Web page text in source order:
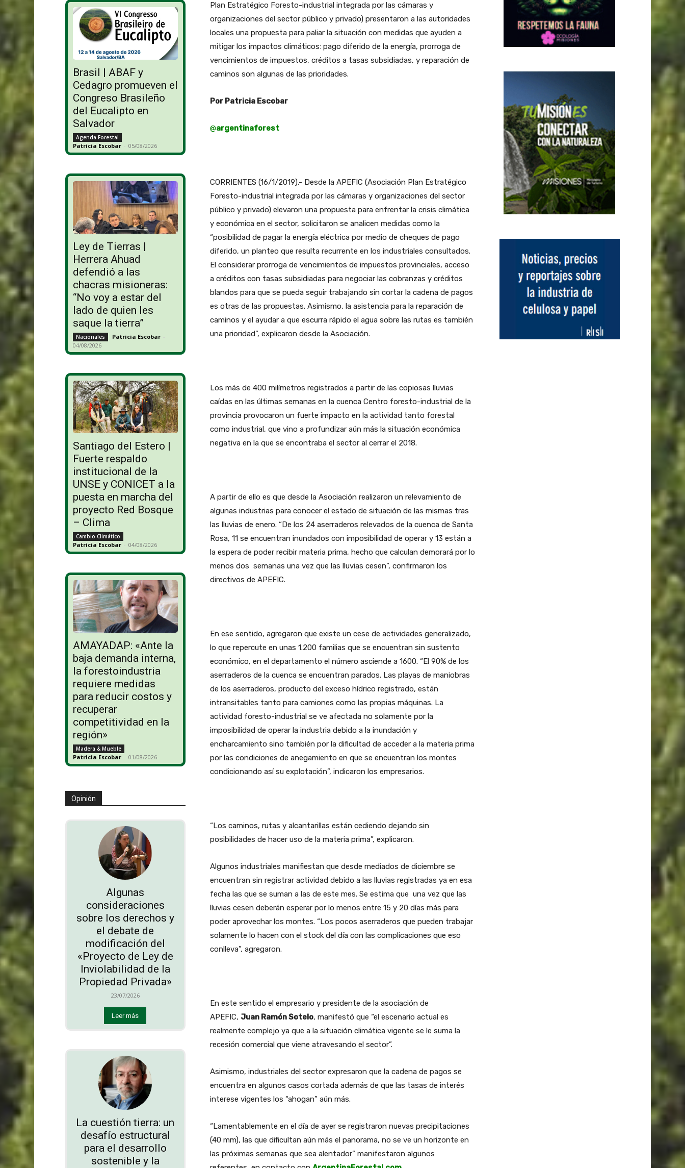
Brasil | ABAF y
Cedagro promueven el
Congreso Brasileño
del Eucalipto en
Salvador
Agenda Forestal
Patricia Escobar - 05/08/2026
Ley de Tierras |
Herrera Ahuad
defendió a las
chacras misioneras:
“No voy a estar del
lado de quien les
saque la tierra”
Nacionales Patricia Escobar -
04/08/2026
Santiago del Estero |
Fuerte respaldo
institucional de la
UNSE y CONICET a la
puesta en marcha del
proyecto Red Bosque
– Clima
Cambio Climático
Patricia Escobar - 04/08/2026
AMAYADAP: «Ante la
baja demanda interna,
la forestoindustria
requiere medidas
para reducir costos y
recuperar
competitividad en la
región»
Madera & Mueble
Patricia Escobar - 01/08/2026
Opinión
Algunas
consideraciones
sobre los derechos y
el debate de
modificación del
«Proyecto de Ley de
Inviolabilidad de la
Propiedad Privada»
23/07/2026
Leer más
La cuestión tierra: un
desafío estructural
para el desarrollo
sostenible y la
Plan Estratégico Foresto-industrial integrada por las cámaras y
organizaciones del sector público y privado) presentaron a las autoridades
locales una propuesta para paliar la situación con medidas que ayuden a
mitigar los impactos climáticos: pago diferido de la energía, prorroga de
vencimientos de impuestos, créditos a tasas subsidiadas, y reparación de
caminos son algunas de las prioridades.
Por Patricia Escobar
@argentinaforest
CORRIENTES (16/1/2019).- Desde la APEFIC (Asociación Plan Estratégico
Foresto-industrial integrada por las cámaras y organizaciones del sector
público y privado) elevaron una propuesta para enfrentar la crisis climática
y económica en el sector, solicitaron se analicen medidas como la
“posibilidad de pagar la energía eléctrica por medio de cheques de pago
diferido, un planteo que resulta recurrente en los industriales consultados.
El considerar prorroga de vencimientos de impuestos provinciales, acceso
a créditos con tasas subsidiadas para negociar las cobranzas y créditos
blandos para que se pueda seguir trabajando sin cortar la cadena de pagos
es otras de las propuestas. Asimismo, la asistencia para la reparación de
caminos y el ayudar a que escurra rápido el agua sobre las rutas es también
una prioridad”, explicaron desde la Asociación.
Los más de 400 milímetros registrados a partir de las copiosas lluvias
caídas en las últimas semanas en la cuenca Centro foresto-industrial de la
provincia provocaron un fuerte impacto en la actividad tanto forestal
como industrial, que vino a profundizar aún más la situación económica
negativa en la que se encontraba el sector al cerrar el 2018.
A partir de ello es que desde la Asociación realizaron un relevamiento de
algunas industrias para conocer el estado de situación de las mismas tras
las lluvias de enero. “De los 24 aserraderos relevados de la cuenca de Santa
Rosa, 11 se encuentran inundados con imposibilidad de operar y 13 están a
la espera de poder recibir materia prima, hecho que calculan demorará por lo
menos dos semanas una vez que las lluvias cesen”, confirmaron los
directivos de APEFIC.
En ese sentido, agregaron que existe un cese de actividades generalizado,
lo que repercute en unas 1.200 familias que se encuentran sin sustento
económico, en el departamento el número asciende a 1600. “El 90% de los
aserraderos de la cuenca se encuentran parados. Las playas de maniobras
de los aserraderos, producto del exceso hídrico registrado, están
intransitables tanto para camiones como las propias máquinas. La
actividad foresto-industrial se ve afectada no solamente por la
imposibilidad de operar la industria debido a la inundación y
encharcamiento sino también por la dificultad de acceder a la materia prima
por las condiciones de anegamiento en que se encuentran los montes
condicionando así su explotación”, indicaron los empresarios.
“Los caminos, rutas y alcantarillas están cediendo dejando sin
posibilidades de hacer uso de la materia prima”, explicaron.
Algunos industriales manifiestan que desde mediados de diciembre se
encuentran sin registrar actividad debido a las lluvias registradas ya en esa
fecha las que se suman a las de este mes. Se estima que una vez que las
lluvias cesen deberán esperar por lo menos entre 15 y 20 días más para
poder aprovechar los montes. “Los pocos aserraderos que pueden trabajar
solamente lo hacen con el stock del día con las complicaciones que eso
conlleva”, agregaron.
En este sentido el empresario y presidente de la asociación de
APEFIC, Juan Ramón Sotelo, manifestó que “el escenario actual es
realmente complejo ya que a la situación climática vigente se le suma la
recesión comercial que viene atravesando el sector”.
Asimismo, industriales del sector expresaron que la cadena de pagos se
encuentra en algunos casos cortada además de que las tasas de interés
interese vigentes los “ahogan” aún más.
“Lamentablemente en el día de ayer se registraron nuevas precipitaciones
(40 mm), las que dificultan aún más el panorama, no se ve un horizonte en
las próximas semanas que sea alentador” manifestaron algunos